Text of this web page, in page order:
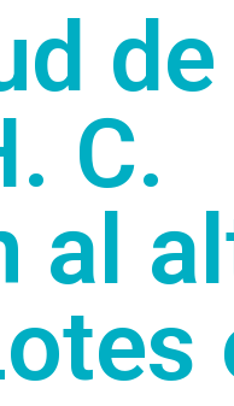
de
C.
al